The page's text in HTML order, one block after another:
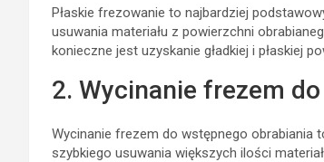
Płaskie frezowanie to najbardziej
usuwania materiału z powierzchni
konieczne jest uzyskanie gładkiej i płaskiej
2. Wycinanie frezem
Wycinanie frezem do wstępnego
szybkiego usuwania większych ilości